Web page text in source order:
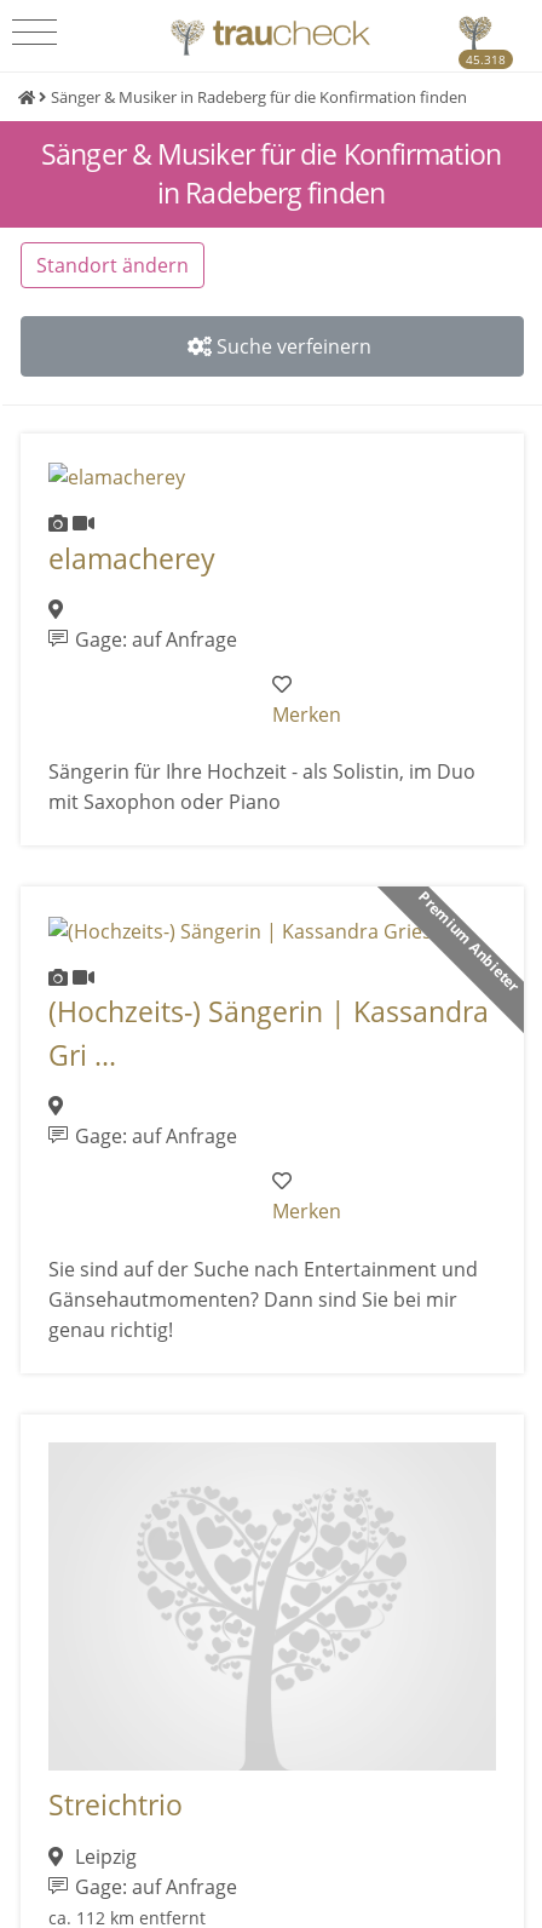
45.318
Sänger & Musiker in Radeberg für die Konfirmation finden
Sänger & Musiker für die Konfirmation
in Radeberg finden
Standort ändern
Suche verfeinern
elamacherey
Gage: auf Anfrage
Merken
Sängerin für Ihre Hochzeit - als Solistin, im Duo
mit Saxophon oder Piano
Premium Anbieter
(Hochzeits-) Sängerin | Kassandra
Gri ...
Gage: auf Anfrage
Merken
Sie sind auf der Suche nach Entertainment und
Gänsehautmomenten? Dann sind Sie bei mir
genau richtig!
Streichtrio
Leipzig
Gage: auf Anfrage
ca. 112 km entfernt